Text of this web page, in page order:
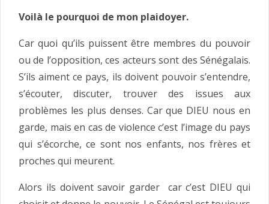
Voilà le pourquoi de mon plaidoyer.
Car quoi qu’ils puissent être membres du pouvoir
ou de l’opposition, ces acteurs sont des Sénégalais.
S’ils aiment ce pays, ils doivent pouvoir s’entendre,
s’écouter, discuter, trouver des issues aux
problèmes les plus denses. Car que DIEU nous en
garde, mais en cas de violence c’est l’image du pays
qui s’écorche, ce sont nos enfants, nos frères et
proches qui meurent.
Alors ils doivent savoir garder car c’est DIEU qui